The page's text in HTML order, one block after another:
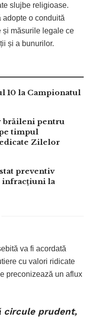
slujbe religioase.
adopte o conduită
și măsurile legale ce
și a bunurilor.
10 la Campionatul
brăileni pentru
timpul
Zilelor
preventiv
infracțiuni la
va fi acordată
cu valori ridicate
preconizează un aflux
circule prudent,